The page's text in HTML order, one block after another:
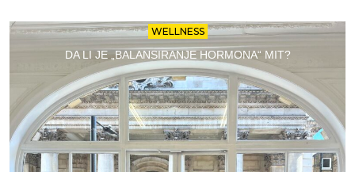
WELLNESS
DA LI JE „BALANSIRANJE HORMONA“ MIT?